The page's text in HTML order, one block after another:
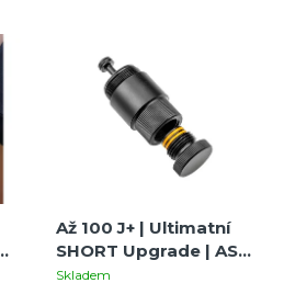
Až 100 J+ | Ultimatní
SHORT Upgrade | ASA
Tuning Chamber + CO2
Skladem